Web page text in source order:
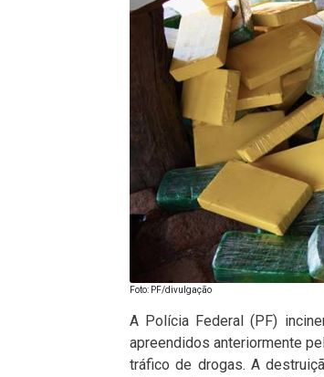
Foto: PF/divulgação
A Polícia Federal (PF)
apreendidos anteriormente
tráfico de drogas. A